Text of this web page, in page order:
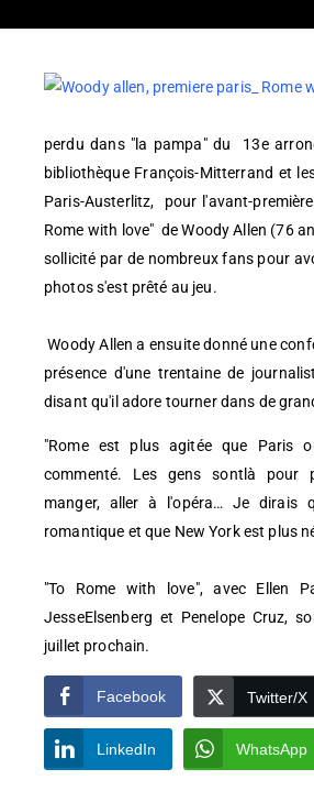
perdu dans "la pampa" du 13e
bibliothèque François-Mitterrand et
Paris-Austerlitz, pour l'avant-
Rome with love" de Woody Allen (76
sollicité par de nombreux fans pour
photos s'est prêté au jeu.
Woody Allen a ensuite donné une
présence d'une trentaine de
disant qu'il adore tourner dans de
"Rome est plus agitée que Paris
commenté. Les gens sontlà pour
manger, aller à l'opéra… Je dirais
romantique et que New York est plus
"To Rome with love", avec Ellen
JesseElsenberg et Penelope Cruz,
juillet prochain.
Facebook Twitter/X
LinkedIn WhatsApp